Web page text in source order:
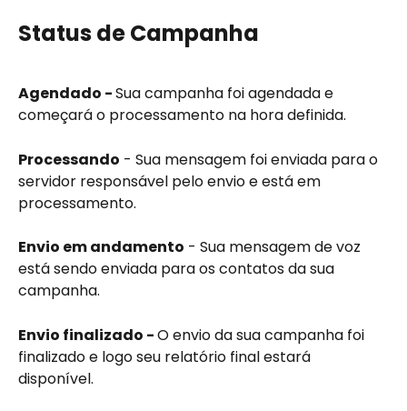
Status de Campanha
Agendado - Sua campanha foi agendada e
começará o processamento na hora definida.
Processando - Sua mensagem foi enviada para o
servidor responsável pelo envio e está em
processamento.
Envio em andamento - Sua mensagem de voz
está sendo enviada para os contatos da sua
campanha.
Envio finalizado - O envio da sua campanha foi
finalizado e logo seu relatório final estará
disponível.